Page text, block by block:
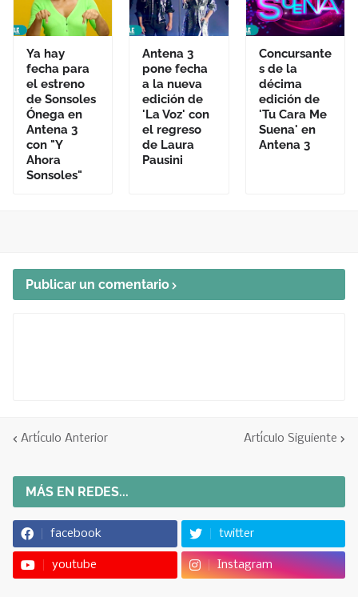
Ya hay
fecha para
el estreno
de Sonsoles
Ónega en
Antena 3
con "Y
Ahora
Sonsoles"
Antena 3
pone fecha
a la nueva
edición de
'La Voz' con
el regreso
de Laura
Pausini
Concursante
s de la
décima
edición de
'Tu Cara Me
Suena' en
Antena 3
Publicar un comentario
Artículo Anterior Artículo Siguiente
MÁS EN REDES...
facebook twitter
youtube Instagram